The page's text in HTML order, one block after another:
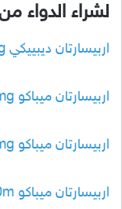
لشراء
اربيسارتان ديبييكي 150mg
اربيسارتان ميباكو 75mg
اربيسارتان ميباكو 300mg
اربيسارتان ميباكو 150m